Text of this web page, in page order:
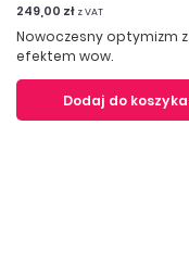
249,00 zł z VAT
Nowoczesny optymizm z
efektem wow.
Dodaj do koszyka